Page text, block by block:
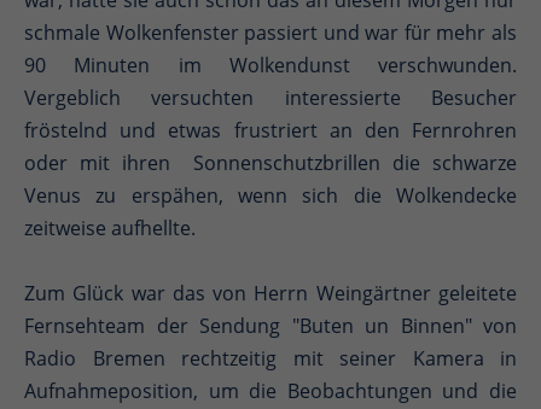
schmale Wolkenfenster passiert und war für mehr als
90 Minuten im Wolkendunst verschwunden.
Vergeblich versuchten interessierte Besucher
fröstelnd und etwas frustriert an den Fernrohren
oder mit ihren Sonnenschutzbrillen die schwarze
Venus zu erspähen, wenn sich die Wolkendecke
zeitweise aufhellte.
Zum Glück war das von Herrn Weingärtner geleitete
Fernsehteam der Sendung "Buten un Binnen" von
Radio Bremen rechtzeitig mit seiner Kamera in
Aufnahmeposition, um die Beobachtungen und die